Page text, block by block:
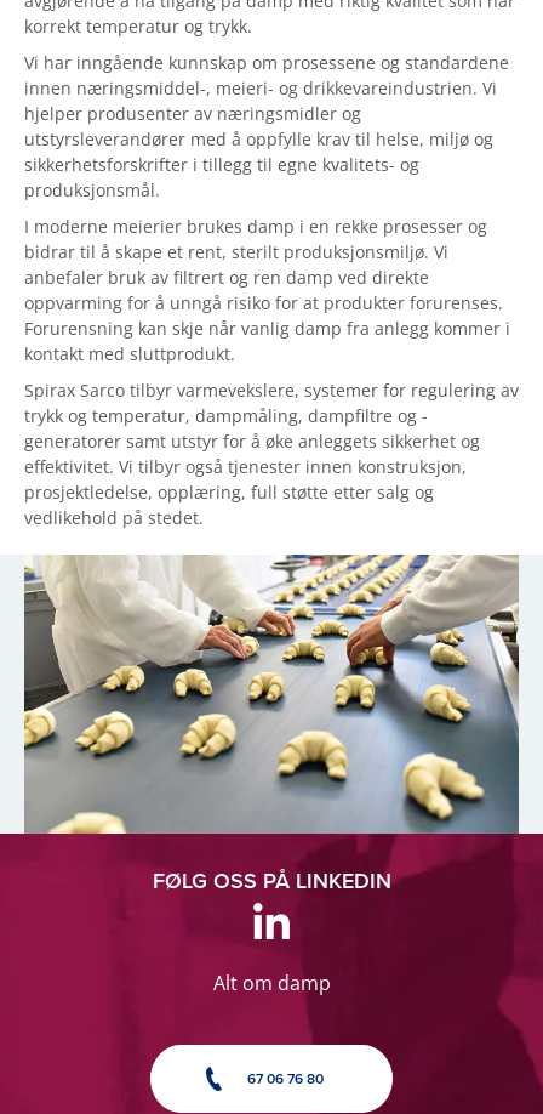
korrekt temperatur og trykk.
Vi har inngående kunnskap om prosessene og standardene
innen næringsmiddel-, meieri- og drikkevareindustrien. Vi
hjelper produsenter av næringsmidler og
utstyrsleverandører med å oppfylle krav til helse, miljø og
sikkerhetsforskrifter i tillegg til egne kvalitets- og
produksjonsmål.
I moderne meierier brukes damp i en rekke prosesser og
bidrar til å skape et rent, sterilt produksjonsmiljø. Vi
anbefaler bruk av filtrert og ren damp ved direkte
oppvarming for å unngå risiko for at produkter forurenses.
Forurensning kan skje når vanlig damp fra anlegg kommer i
kontakt med sluttprodukt.
Spirax Sarco tilbyr varmevekslere, systemer for regulering av
trykk og temperatur, dampmåling, dampfiltre og -
generatorer samt utstyr for å øke anleggets sikkerhet og
effektivitet. Vi tilbyr også tjenester innen konstruksjon,
prosjektledelse, opplæring, full støtte etter salg og
vedlikehold på stedet.
FØLG OSS PÅ LINKEDIN
Alt om damp
67 06 76 80